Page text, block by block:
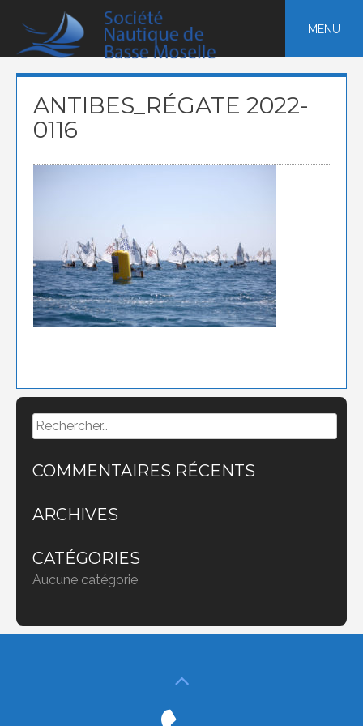
content
MENU
ANTIBES_RÉGATE 2022-
0116
Rechercher :
COMMENTAIRES RÉCENTS
ARCHIVES
CATÉGORIES
Aucune catégorie